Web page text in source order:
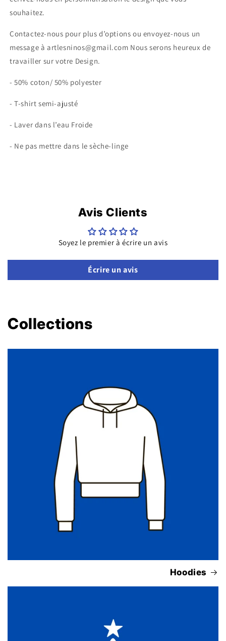
souhaitez.
Contactez-nous pour plus d’options ou envoyez-nous un
message à artlesninos@gmail.com Nous serons heureux de
travailler sur votre Design.
- 50% coton/ 50% polyester
- T-shirt semi-ajusté
- Laver dans l’eau Froide
- Ne pas mettre dans le sèche-linge
Avis Clients
Soyez le premier à écrire un avis
Écrire un avis
Collections
Hoodies